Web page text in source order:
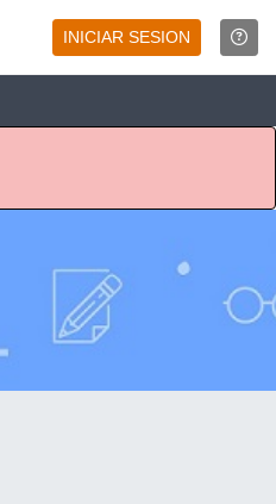
INICIAR SESION